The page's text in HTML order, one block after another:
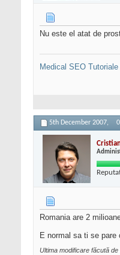
Nu este el atat de
Medical SEO
5th December 2007,
Romania are 2
E normal sa ti se
Ultima modificare făcută